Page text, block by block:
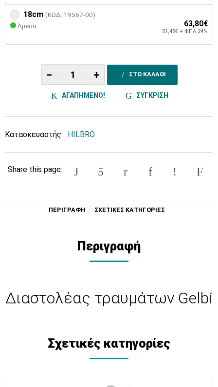
18cm (ΚΩΔ: 19567-00)
Άμεσα
63,80€
51,45€ + ΦΠΑ 24%
− + ΣΤΟ ΚΑΛΑΘΙ
ΑΓΑΠΗΜΕΝΟ! ΣΥΓΚΡΙΣΗ
Κατασκευαστής: HILBRO
Share this page:
ΠΕΡΙΓΡΑΦΗ ΣΧΕΤΙΚΕΣ ΚΑΤΗΓΟΡΙΕΣ
Περιγραφή
Διαστολέας τραυμάτων Gelbi
Σχετικές κατηγορίες